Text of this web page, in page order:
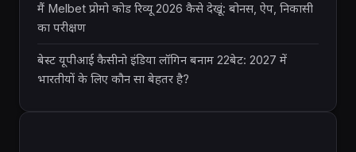
मैं Melbet प्रोमो कोड रिव्यू 2026 कैसे देखूं: बोनस, ऐप, निकासी
का परीक्षण
बेस्ट यूपीआई कैसीनो इंडिया लॉगिन बनाम 22बेट: 2027 में
भारतीयों के लिए कौन सा बेहतर है?